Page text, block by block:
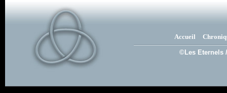
Accueil
©Les Eternels